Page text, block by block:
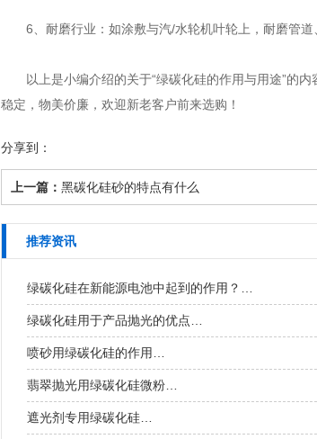
6、耐磨行业：如涂敷与汽/水轮机叶轮上，耐磨管道
以上是小编介绍的关于“绿碳化硅的作用与用途”的内
稳定，物美价廉，欢迎新老客户前来选购！
分享到：
上一篇： 黑碳化硅砂的特点有什么
推荐资讯
绿碳化硅在新能源电池中起到的作用？…
绿碳化硅用于产品抛光的优点…
喷砂用绿碳化硅的作用…
翡翠抛光用绿碳化硅微粉…
遮光剂专用绿碳化硅…